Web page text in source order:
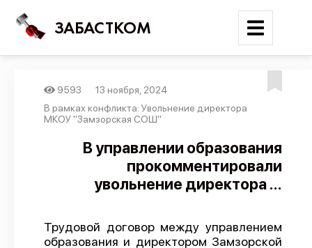
ЗАБАСТКОМ
Войти
Поиск
Новости
Карта событий
Отчеты
9593
13 ноября, 2024
В рамках конфликта: Увольнение директора
МКОУ "Замзорская СОШ"
В управлении образования
прокомментировали
увольнение директора ...
Трудовой договор между управлением
образования и директором Замзорской